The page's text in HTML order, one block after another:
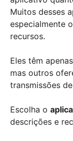
Muitos desses
especialmente
recursos.
Eles têm apenas
mas outros
transmissões
Escolha o
descrições e